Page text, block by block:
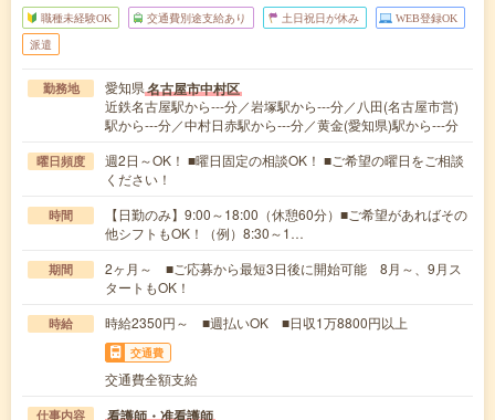
職種未経験OK 交通費別途支給あり 土日祝日が休み WEB登録OK
派遣
勤務地 愛知県名古屋市中村区
近鉄名古屋駅から---分／岩塚駅から---分／八田(名古屋市営)
駅から---分／中村日赤駅から---分／黄金(愛知県)駅から---分
曜日頻度
週2日～OK！ ■曜日固定の相談OK！ ■ご希望の曜日をご相談
ください！
時間
【日勤のみ】9:00～18:00（休憩60分）■ご希望があればその
他シフトもOK！（例）8:30～1…
期間
2ヶ月～ ■ご応募から最短3日後に開始可能 8月～、9月ス
タートもOK！
時給 時給2350円～ ■週払いOK ■日収1万8800円以上
交通費
交通費全額支給
仕事内容